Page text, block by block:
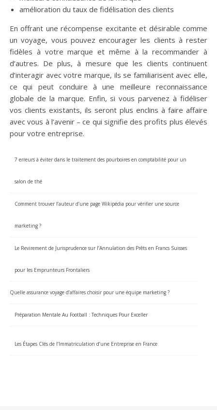
amélioration du taux de fidélisation des clients
En offrant une récompense excitante et désirable comme
un voyage, vous pouvez encourager les clients à rester
fidèles à votre marque et même à la recommander à
d’autres. De plus, à mesure que les clients continuent
d’interagir avec votre marque, ils se familiarisent avec elle,
ce qui peut conduire à une meilleure reconnaissance
globale de la marque. Enfin, si vous parvenez à fidéliser
vos clients existants, ils seront plus enclins à faire affaire
avec vous à l’avenir – ce qui signifie des profits plus élevés
pour votre entreprise.
7 erreurs à éviter dans le traitement des pourboires en comptabilité pour un
salon de thé
Comment trouver l’auteur d’une page Wikipédia pour vérifier une source
marketing ?
Le Revirement de Jurisprudence sur l’Annulation des Prêts en Francs Suisses
pour les Emprunteurs Frontaliers
Quelle assurance voyage d’affaires choisir pour une équipe marketing ?
Préparation Mentale Au Football : Techniques Pour Exceller
Les Étapes Clés de l’Immatriculation d’une Entreprise en France